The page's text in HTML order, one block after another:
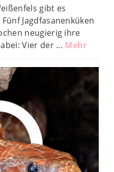
gibt es
Jagdfasanenküken
neugierig ihre
Vier der ... Mehr